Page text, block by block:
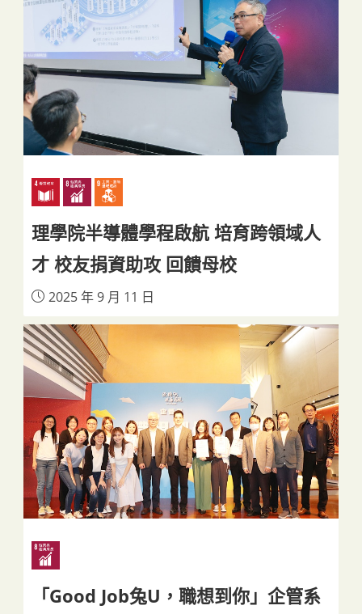
理學院半導體學程啟航 培育跨領域人
才 校友捐資助攻 回饋母校
2025 年 9 月 11 日
「Good Job兔U，職想到你」企管系